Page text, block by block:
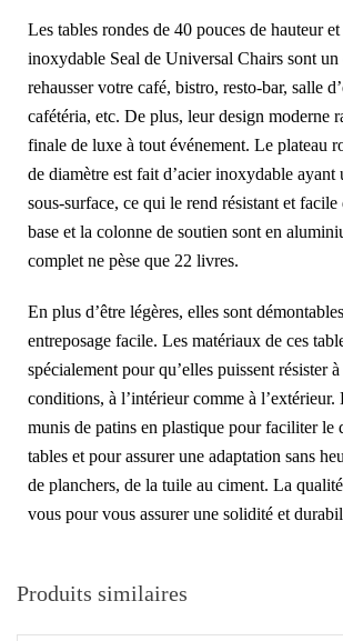
Les tables rondes de 40 pouces de hauteur
inoxydable Seal de Universal Chairs sont
rehausser votre café, bistro, resto-bar, salle
cafétéria, etc. De plus, leur design moderne
finale de luxe à tout événement. Le plateau
de diamètre est fait d’acier inoxydable
sous-surface, ce qui le rend résistant et facile
base et la colonne de soutien sont en
complet ne pèse que 22 livres.
En plus d’être légères, elles sont
entreposage facile. Les matériaux de ces
spécialement pour qu’elles puissent résister
conditions, à l’intérieur comme à l’extérieur.
munis de patins en plastique pour faciliter le
tables et pour assurer une adaptation sans
de planchers, de la tuile au ciment. La
vous pour vous assurer une solidité et
Produits similaires